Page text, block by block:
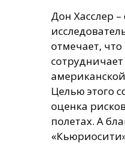
Дон Хасслер
отмечает,
Целью этого
оценка
полетах. А